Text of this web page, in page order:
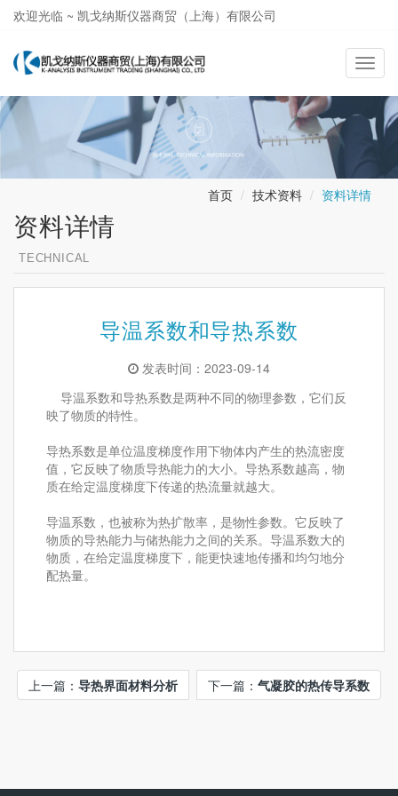
欢迎光临 ~ 凯戈纳斯仪器商贸（上海）有限公司
导
航
切
换
首页 技术资料 资料详情
资料详情
TECHNICAL
导温系数和导热系数
发表时间：2023-09-14
导温系数和导热系数是两种不同的物理参数，它们反
映了物质的特性。
导热系数是单位温度梯度作用下物体内产生的热流密度
值，它反映了物质导热能力的大小。导热系数越高，物
质在给定温度梯度下传递的热流量就越大。
导温系数，也被称为热扩散率，是物性参数。它反映了
物质的导热能力与储热能力之间的关系。导温系数大的
物质，在给定温度梯度下，能更快速地传播和均匀地分
配热量。
上一篇：导热界面材料分析 下一篇： 气凝胶的热传导系数